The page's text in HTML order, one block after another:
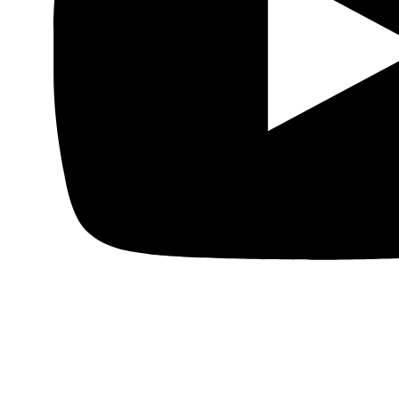
puede solicitarla en el siguiente correo electrónico:
contacto@fundacionalfanar.org
Pueden consultar más de 170.000 artículos de prensa
árabe en español en el
Presentación del libro «Contra el olvido.